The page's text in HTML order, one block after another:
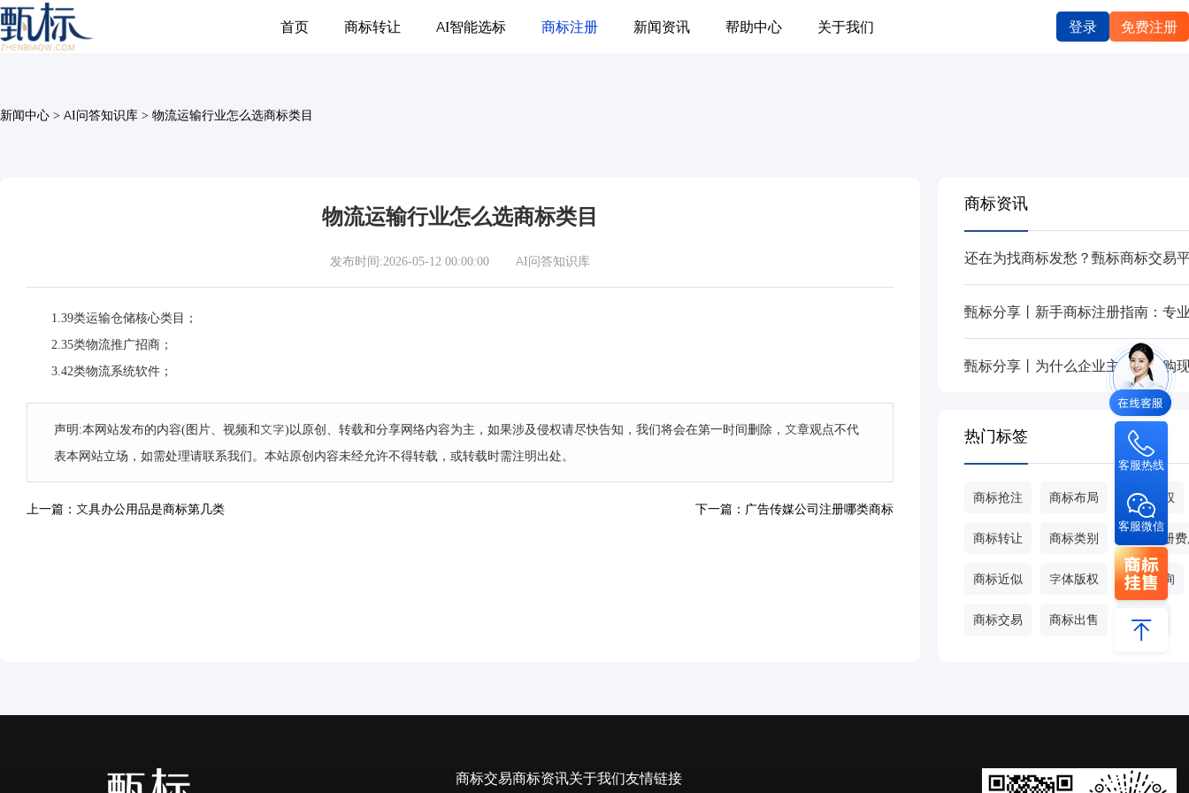
首页 商标转让 AI智能选标 商标注册 新闻资讯 帮助中心 关于我们 登录 免费注册
新闻中心 > AI问答知识库 > 物流运输行业怎么选商标类目
物流运输行业怎么选商标类目
发布时间:2026-05-12 00:00:00 AI问答知识库
1.39类运输仓储核心类目；
2.35类物流推广招商；
3.42类物流系统软件；
声明:本网站发布的内容(图片、视频和文字)以原创、转载和分享网络内容为主，如果涉及侵权请尽快告知，我们将会在第一时间删除，文章观点不代
表本网站立场，如需处理请联系我们。本站原创内容未经允许不得转载，或转载时需注明出处。
上一篇：文具办公用品是商标第几类 下一篇：广告传媒公司注册哪类商标
商标资讯
热门标签
商标抢注 商标布局 商标侵权
商标转让 商标类别 商标注册
商标近似 字体版权 商标查询
商标交易 商标出售 甄标网
商标交易商标资讯关于我们友情链接
客服热线
客服微信